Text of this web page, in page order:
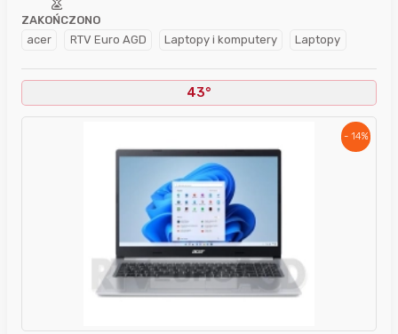
acer RTV Euro AGD Laptopy i komputery Laptopy
ZAKOŃCZONO
43°
- 14%